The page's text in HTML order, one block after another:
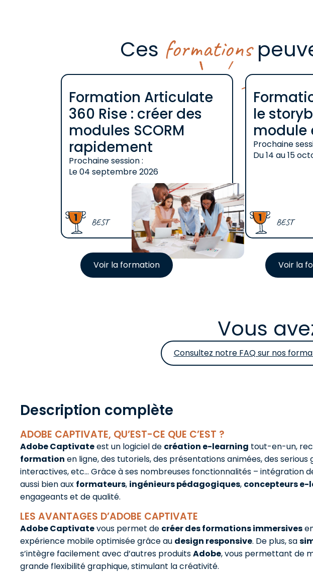
Ces formations
Formation Articulate
360 Rise : créer des
modules SCORM
rapidement
BEST
Prochaine session :
Le04 septembre 2026
Voir la formation
le
module
BEST
Prochaine
Du14 au15
Voir la
Vous
Consultez notre FAQ sur nos
Description complète
ADOBE CAPTIVATE, QU’EST-CE QUE C’EST ?
Adobe Captivateest un logiciel de création e-learning tout-en-un,
formation en ligne, des tutoriels, des présentations animées, des serious
interactives, etc… Grâce à ses nombreuses fonctionnalités – intégration
aussi bien aux formateurs, ingénieurs pédagogiques, concepteurs e-
engageants et de qualité.
LES AVANTAGES D’ADOBE CAPTIVATE
Adobe Captivatevous permet de créer des formations immersives
expérience mobile optimisée grâce au design responsive. De plus, sa
s’intègre facilement avec d’autres produitsAdobe, vous permettant de
grande flexibilité graphique, stimulant la créativité.